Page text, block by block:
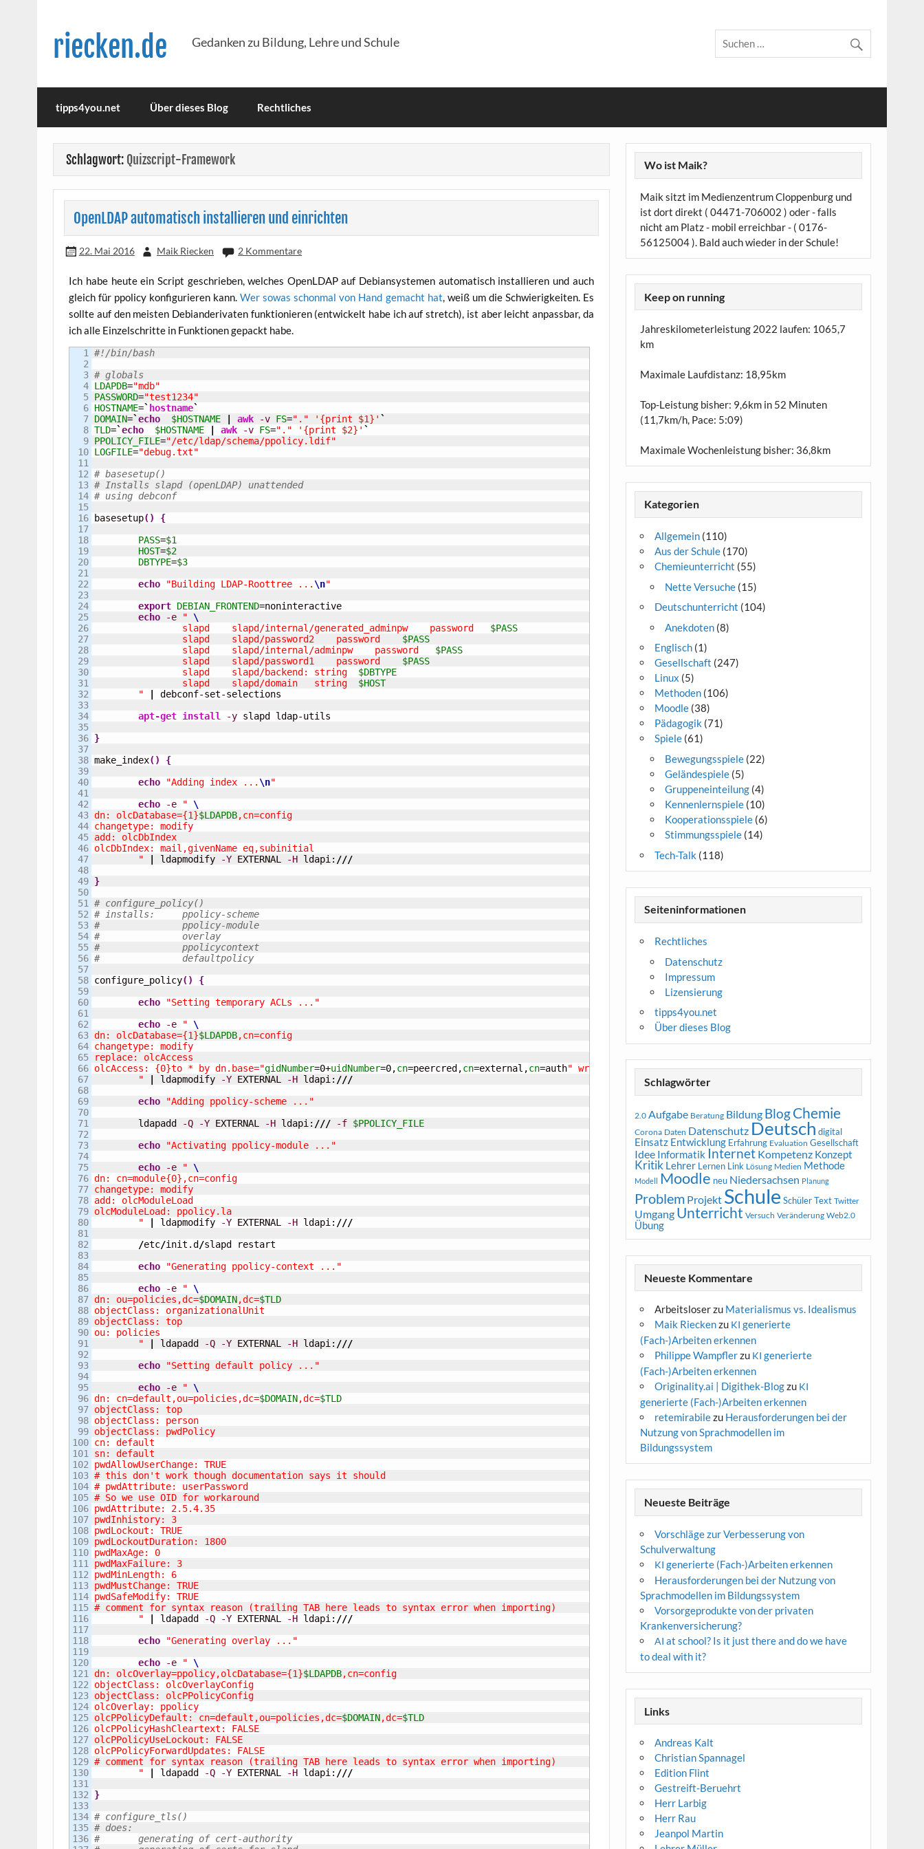
riecken.de Gedanken zu Bildung, Lehre und Schule
tipps4you.net Über dieses Blog Rechtliches
Schlagwort: Quizscript-Framework
OpenLDAP automatisch installieren und einrichten
22. Mai 2016 Maik Riecken 2 Kommentare
Ich habe heu­te ein Script geschrie­ben, wel­ches OpenLDAP auf Debi­an­sys­te­men auto­ma­tisch instal­lie­ren und auch
gleich für ppo­li­cy kon­fi­gu­rie­ren kann.Wer sowas schon­mal von Hand gemacht hat, weiß um die Schwie­rig­kei­ten. Es
soll­te auf den meis­ten Debi­an­de­ri­va­ten funk­tio­nie­ren (ent­wi­ckelt habe ich auf stretch), ist aber leicht anpass­bar, da
ich alle Ein­zel­schrit­te in Funk­tio­nen gepackt habe.
1
2
3
4
5
6
7
8
9
10
11
12
13
14
15
16
17
18
19
20
21
22
23
24
25
26
27
28
29
30
31
32
33
34
35
36
37
38
39
40
41
42
43
44
45
46
47
48
49
50
51
52
53
54
55
56
57
58
59
60
61
62
63
64
65
66
67
68
69
70
71
72
73
74
75
76
77
78
79
80
81
82
83
84
85
86
87
88
89
90
91
92
93
94
95
96
97
98
99
100
101
102
103
104
105
106
107
108
109
110
111
112
113
114
115
116
117
118
119
120
121
122
123
124
125
126
127
128
129
130
131
132
133
134
135
136
#!/bin/bash
# globals
LDAPDB="mdb"
PASSWORD="test1234"
HOSTNAME=` hostname`
DOMAIN=`echo $HOSTNAME | awk -v FS="." '{print $1}' `
TLD=`echo $HOSTNAME | awk -v FS="." '{print $2}' `
PPOLICY_FILE="/etc/ldap/schema/ppolicy.ldif"
LOGFILE="debug.txt"
# basesetup()
# Installs slapd (openLDAP) unattended
# using debconf
basesetup()
{
PASS=$1
HOST=$2
DBTYPE=$3
echo
"Building LDAP-Roottree ... \n"
export DEBIAN_FRONTEND=noninteractive
echo
-e "
		slapd    slapd/internal/generated_adminpw    password
$PASS
		slapd    slapd/password2    password
$PASS
		slapd    slapd/internal/adminpw    password
$PASS
		slapd    slapd/password1    password
$PASS
$DBTYPE
$HOST
	"
|
debconf-set-selections
apt-get install
-y slapd ldap-utils
}
make_index()
{
echo
"Adding index ... \n"
echo
-e "
dn: olcDatabase={1}$LDAPDB,cn=config
changetype: modify
add: olcDbIndex
olcDbIndex: mail,givenName eq,subinitial
        "
| ldapmodify -Y EXTERNAL -H ldapi: ///
}
# configure_policy()
# installs: 	ppolicy-scheme
# 		ppolicy-module
# 		overlay
# 		ppolicycontext
# 		defaultpolicy
configure_policy()
{
echo
"Setting temporary ACLs ..."
echo
-e "
dn: olcDatabase={1}$LDAPDB,cn=config
changetype: modify
replace: olcAccess
olcAccess: {0}to * by dn.base="gidNumber=0+uidNumber=0,cn=peercred,cn=external,cn=auth" write by * none
        "
| ldapmodify -Y EXTERNAL -H ldapi: ///
echo
"Adding ppolicy-scheme ..."
	ldapadd
-Q -Y EXTERNAL -H ldapi: /// -f $PPOLICY_FILE
echo
"Activating ppolicy-module ..."
echo
-e "
dn: cn=module{0},cn=config
changetype: modify
add: olcModuleLoad
olcModuleLoad: ppolicy.la
        "
| ldapmodify -Y EXTERNAL -H ldapi: ///
/etc/init.d/slapd restart
echo
"Generating ppolicy-context ..."
echo
-e "
dn: ou=policies,dc=$DOMAIN,dc=$TLD
objectClass: organizationalUnit
objectClass: top
ou: policies
        "
| ldapadd -Q -Y EXTERNAL -H ldapi: ///
echo
"Setting default policy ..."
echo
-e "
dn: cn=default,ou=policies,dc=$DOMAIN,dc=$TLD
objectClass: top
objectClass: person
objectClass: pwdPolicy
cn: default
sn: default
pwdAllowUserChange: TRUE
# this don't work though documentation says it should
# pwdAttribute: userPassword
# So we use OID for workaround
pwdAttribute: 2.5.4.35
pwdInhistory: 3
pwdLockout: TRUE
pwdLockoutDuration: 1800
pwdMaxAge: 0
pwdMaxFailure: 3
pwdMinLength: 6
pwdMustChange: TRUE
pwdSafeModify: TRUE
# comment for syntax reason (trailing TAB here leads to syntax error when importing)
        "
| ldapadd -Q -Y EXTERNAL -H ldapi: ///
echo
"Generating overlay ..."
echo
-e "
dn: olcOverlay=ppolicy,olcDatabase={1}$LDAPDB,cn=config
objectClass: olcOverlayConfig
objectClass: olcPPolicyConfig
olcOverlay: ppolicy
olcPPolicyDefault: cn=default,ou=policies,dc=$DOMAIN,dc=$TLD
olcPPolicyHashCleartext: FALSE
olcPPolicyUseLockout: FALSE
olcPPolicyForwardUpdates: FALSE
# comment for syntax reason (trailing TAB here leads to syntax error when importing)
        "
| ldapadd -Q -Y EXTERNAL -H ldapi: ///
}
# configure_tls()
# does:
#	generating of cert-authority
Wo ist Maik?
Maik sitzt im Medienzentrum Cloppenburg und
ist dort direkt ( 04471-706002 ) oder - falls
nicht am Platz - mobil erreichbar - ( 0176-
56125004 ). Bald auch wieder in der Schule!
Keep on running
Jahreskilometerleistung 2022 laufen: 1065,7
km
Maximale Laufdistanz: 18,95km
Top-Leistung bisher: 9,6km in 52 Minuten
(11,7km/h, Pace: 5:09)
Maximale Wochenleistung bisher: 36,8km
Kategorien
Allgemein (110)
Aus der Schule (170)
Chemieunterricht (55)
Nette Versuche (15)
Deutschunterricht (104)
Anekdoten (8)
Englisch (1)
Gesellschaft (247)
Linux (5)
Methoden (106)
Moodle (38)
Pädagogik (71)
Spiele (61)
Bewegungsspiele (22)
Geländespiele (5)
Gruppeneinteilung (4)
Kennenlernspiele (10)
Kooperationsspiele (6)
Stimmungsspiele (14)
Tech-Talk (118)
Seiteninformationen
Rechtliches
Datenschutz
Impressum
Lizensierung
tipps4you.net
Über dieses Blog
Schlagwörter
2.0 Aufgabe Beratung Bildung BlogChemie
Corona Daten Datenschutz Deutsch digital
Einsatz Entwicklung Erfahrung Evaluation Gesellschaft
Idee Informatik Internet Kompetenz Konzept
Kritik Lehrer Lernen Link Lösung Medien Methode
Modell Moodle neu Niedersachsen Planung
Problem Projekt Schule Schüler Text Twitter
Umgang Unterricht Versuch Veränderung Web2.0
Übung
Neueste Kommentare
Arbeitsloserzu Materialismus vs. Idealismus
Maik Rieckenzu KI generierte
(Fach-)Arbeiten erkennen
Philippe Wampflerzu KI generierte
(Fach-)Arbeiten erkennen
Originality.ai | Digithek-Blogzu KI
generierte (Fach-)Arbeiten erkennen
retemirabilezu Herausforderungen bei der
Nutzung von Sprachmodellen im
Bildungssystem
Neueste Beiträge
Vorschläge zur Verbesserung von
Schulverwaltung
KI generierte (Fach-)Arbeiten erkennen
Herausforderungen bei der Nutzung von
Sprachmodellen im Bildungssystem
Vorsorgeprodukte von der privaten
Krankenversicherung?
AI at school? Is it just there and do we have
to deal with it?
Links
Andreas Kalt
Christian Spannagel
Edition Flint
Gestreift-Beruehrt
Herr Larbig
Herr Rau
Jeanpol Martin